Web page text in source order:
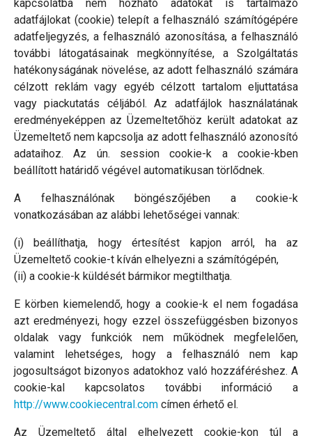
kapcsolatba nem hozható adatokat is tartalmazó
adatfájlokat (cookie) telepít a felhasználó számítógépére
adatfeljegyzés, a felhasználó azonosítása, a felhasználó
további látogatásainak megkönnyítése, a Szolgáltatás
hatékonyságának növelése, az adott felhasználó számára
célzott reklám vagy egyéb célzott tartalom eljuttatása
vagy piackutatás céljából. Az adatfájlok használatának
eredményeképpen az Üzemeltetőhöz került adatokat az
Üzemeltető nem kapcsolja az adott felhasználó azonosító
adataihoz. Az ún. session cookie-k a cookie-kben
beállított határidő végével automatikusan törlődnek.
A felhasználónak böngészőjében a cookie-k
vonatkozásában az alábbi lehetőségei vannak:
(i) beállíthatja, hogy értesítést kapjon arról, ha az
Üzemeltető cookie-t kíván elhelyezni a számítógépén,
(ii) a cookie-k küldését bármikor megtilthatja.
E körben kiemelendő, hogy a cookie-k el nem fogadása
azt eredményezi, hogy ezzel összefüggésben bizonyos
oldalak vagy funkciók nem működnek megfelelően,
valamint lehetséges, hogy a felhasználó nem kap
jogosultságot bizonyos adatokhoz való hozzáféréshez. A
cookie-kal kapcsolatos további információ a
http://www.cookiecentral.com címen érhető el.
Az Üzemeltető által elhelyezett cookie-kon túl a